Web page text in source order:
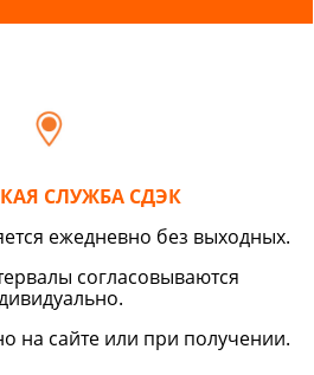
СЛУЖБА СДЭК
ежедневно без выходных.
согласовываются
на сайте или при получении.